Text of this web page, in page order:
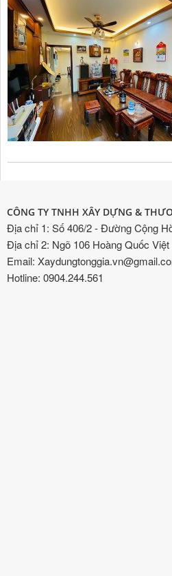
CÔNG TY TNHH XÂY DỰNG &
Địa chỉ 1: Số 406/2 - Đường Cộng
Địa chỉ 2: Ngõ 106 Hoàng Quốc
Email:
Hotline: 0904.244.561